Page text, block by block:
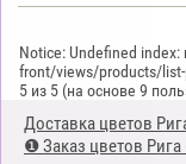
Доставка цветов
❶ Заказ цветов Рига
Notice: Undefined
front/views/products/
5 из 5 (на основе 9